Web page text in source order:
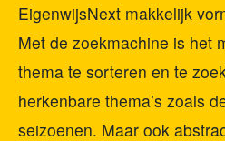
EigenwijsNext makkelijk
Met de zoekmachine is het
thema te sorteren en te
herkenbare thema’s zoals
seizoenen. Maar ook